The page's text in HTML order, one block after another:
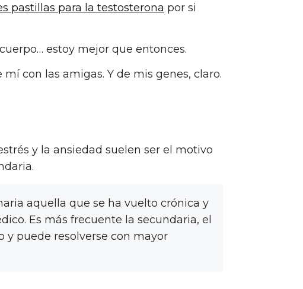
pastillas para la testosterona por si
estoy mejor que entonces.
con las amigas. Y de mis genes, claro.
y la ansiedad suelen ser el motivo
aquella que se ha vuelto crónica y
Es más frecuente la secundaria, el
puede resolverse con mayor